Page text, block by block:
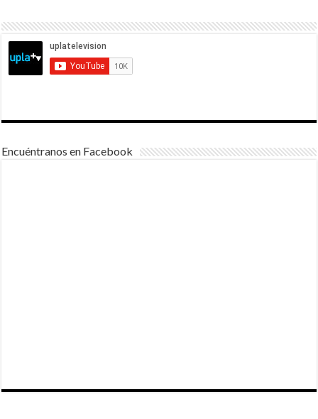
Encuéntranos en Facebook